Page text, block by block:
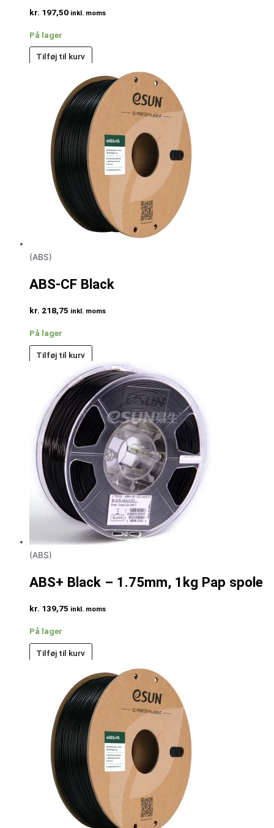
kr. 197,50 inkl. moms
På lager
Tilføj til kurv
(ABS)
ABS-CF Black
kr. 218,75 inkl. moms
På lager
Tilføj til kurv
(ABS)
ABS+ Black – 1.75mm, 1kg Pap spole
kr. 139,75 inkl. moms
På lager
Tilføj til kurv